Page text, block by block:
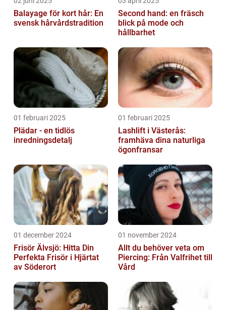
Balayage för kort hår: En
svensk hårvårdstradition
Second hand: en fräsch
blick på mode och
hållbarhet
01 februari 2025
Plädar - en tidlös
inredningsdetalj
01 februari 2025
Lashlift i Västerås:
framhäva dina naturliga
ögonfransar
01 december 2024
Frisör Älvsjö: Hitta Din
Perfekta Frisör i Hjärtat
av Söderort
01 november 2024
Allt du behöver veta om
Piercing: Från Valfrihet till
Vård